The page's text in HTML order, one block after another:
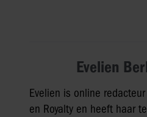
Evelien
Evelien is online redacteur
en Royalty en heeft haar